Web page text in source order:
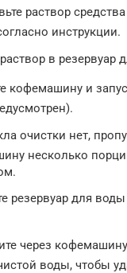
раствор
инструкции.
в резервуар
кофемашину и
очистки нет,
несколько
резервуар для
через
воды, чтобы